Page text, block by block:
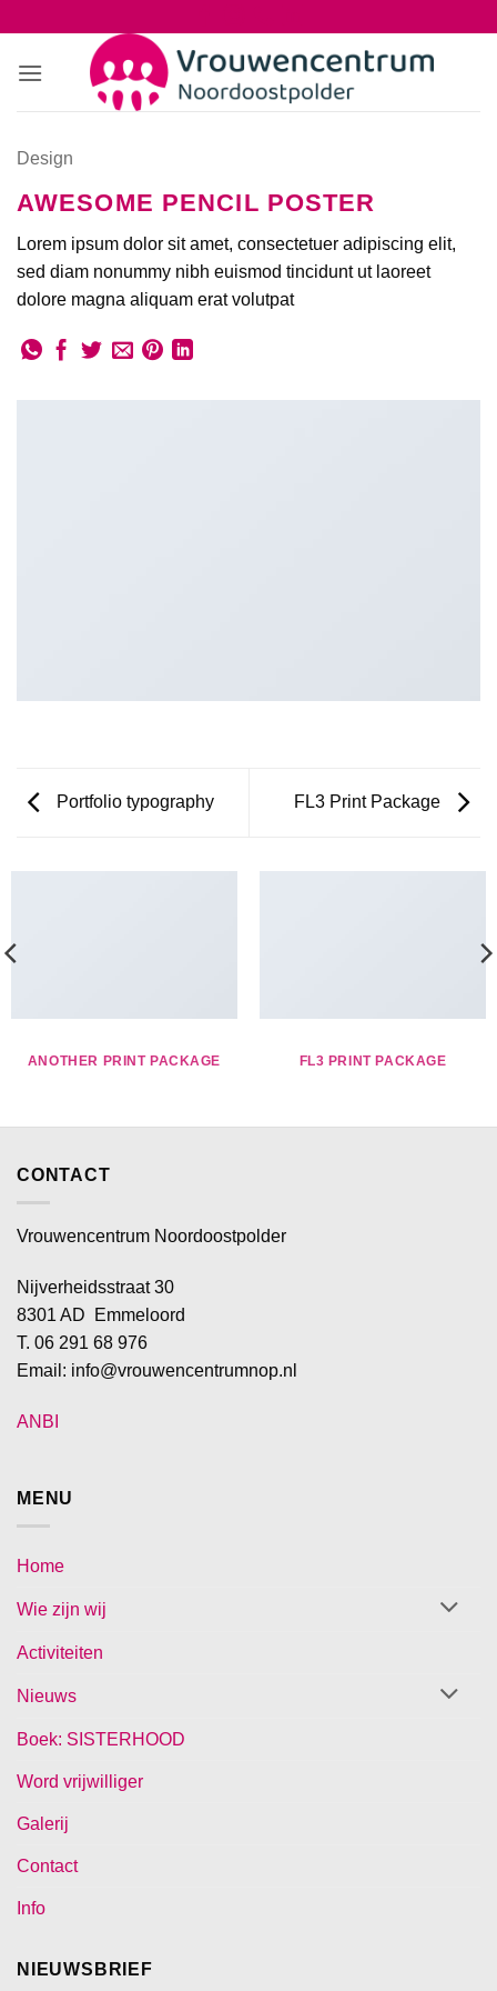
inhoud
Design
AWESOME PENCIL POSTER
Lorem ipsum dolor sit amet, consectetuer adipiscing elit,
sed diam nonummy nibh euismod tincidunt ut laoreet
dolore magna aliquam erat volutpat
Portfolio typography FL3 Print Package
ANOTHER PRINT PACKAGE FL3 PRINT PACKAGE
CONTACT
Vrouwencentrum Noordoostpolder
Nijverheidsstraat 30
8301 AD Emmeloord
T. 06 291 68 976
Email: info@vrouwencentrumnop.nl
ANBI
MENU
Home
Wie zijn wij
Activiteiten
Nieuws
Boek: SISTERHOOD
Word vrijwilliger
Galerij
Contact
Info
NIEUWSBRIEF